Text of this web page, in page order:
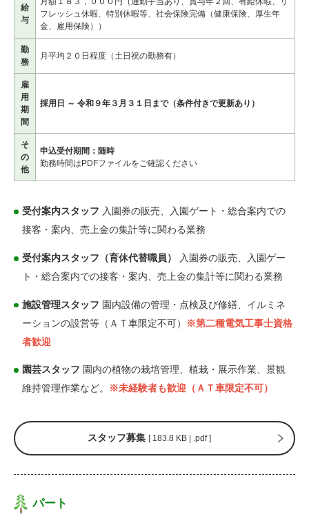
給
与
フレッシュ休暇、特別休暇等、社会保険完備（健康保険、厚生年
金、雇用保険））
勤
務
月平均２０日程度（土日祝の勤務有）
雇
用
期
間
採用日 ～ 令和９年３月３１日まで（条件付きで更新あり）
そ
の
他
申込受付期間：随時
勤務時間はPDFファイルをご確認ください
受付案内スタッフ 入園券の販売、入園ゲート・総合案内での
接客・案内、売上金の集計等に関わる業務
受付案内スタッフ（育休代替職員）
入園券の販売、入園ゲー
ト・総合案内での接客・案内、売上金の集計等に関わる業務
施設管理スタッフ 園内設備の管理・点検及び修繕、イルミネ
ーションの設営等（ＡＴ車限定不可）
※第二種電気工事士資格
者歓迎
園芸スタッフ 園内の植物の栽培管理、植栽・展示作業、景観
維持管理作業など。
※未経験者も歓迎（ＡＴ車限定不可）
スタッフ募集[ 183.8 KB | .pdf ]
パート